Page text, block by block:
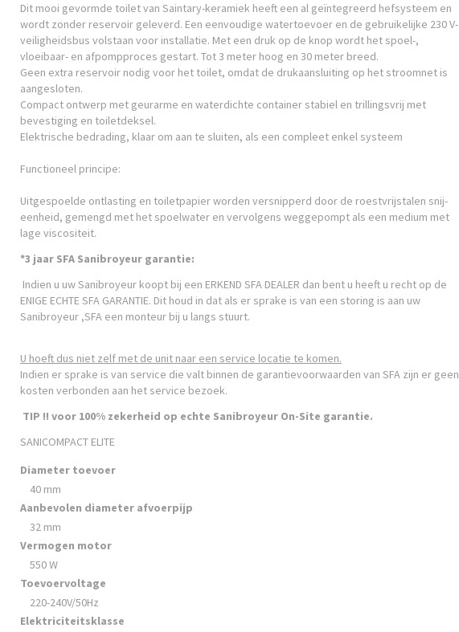
Dit mooi gevormde toilet van Saintary-keramiek heeft een al geïntegreerd hefsysteem en
wordt zonder reservoir geleverd. Een eenvoudige watertoevoer en de gebruikelijke 230 V-
veiligheidsbus volstaan ​​voor installatie. Met een druk op de knop wordt het spoel-,
vloeibaar- en afpompproces gestart. Tot 3 meter hoog en 30 meter breed.
Geen extra reservoir nodig voor het toilet, omdat de drukaansluiting op het stroomnet is
aangesloten.
Compact ontwerp met geurarme en waterdichte container stabiel en trillingsvrij met
bevestiging en toiletdeksel.
Elektrische bedrading, klaar om aan te sluiten, als een compleet enkel systeem
Functioneel principe:
Uitgespoelde ontlasting en toiletpapier worden versnipperd door de roestvrijstalen snij-
eenheid, gemengd met het spoelwater en vervolgens weggepompt als een medium met
lage viscositeit.
*3 jaar SFA Sanibroyeur garantie:
Indien u uw Sanibroyeur koopt bij een ERKEND SFA DEALER dan bent u heeft u recht op de
ENIGE ECHTE SFA GARANTIE. Dit houd in dat als er sprake is van een storing is aan uw
Sanibroyeur ,SFA een monteur bij u langs stuurt.
U hoeft dus niet zelf met de unit naar een service locatie te komen.
Indien er sprake is van service die valt binnen de garantievoorwaarden van SFA zijn er geen
kosten verbonden aan het service bezoek.
TIP !! voor 100% zekerheid op echte Sanibroyeur On-Site garantie.
SANICOMPACT ELITE
Diameter toevoer
40 mm
Aanbevolen diameter afvoerpijp
32 mm
Vermogen motor
550 W
Toevoervoltage
220-240V/50Hz
Elektriciteitsklasse